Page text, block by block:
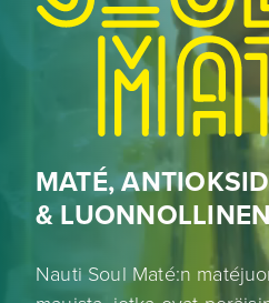
MATÉ,
&
Nauti Soul Maté:n